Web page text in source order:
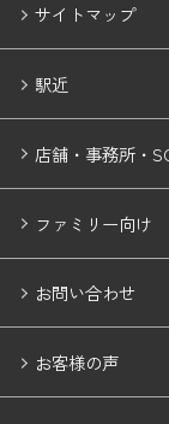
サイトマップ
駅近
店舗・事務所・
ファミリー向け
お問い合わせ
お客様の声